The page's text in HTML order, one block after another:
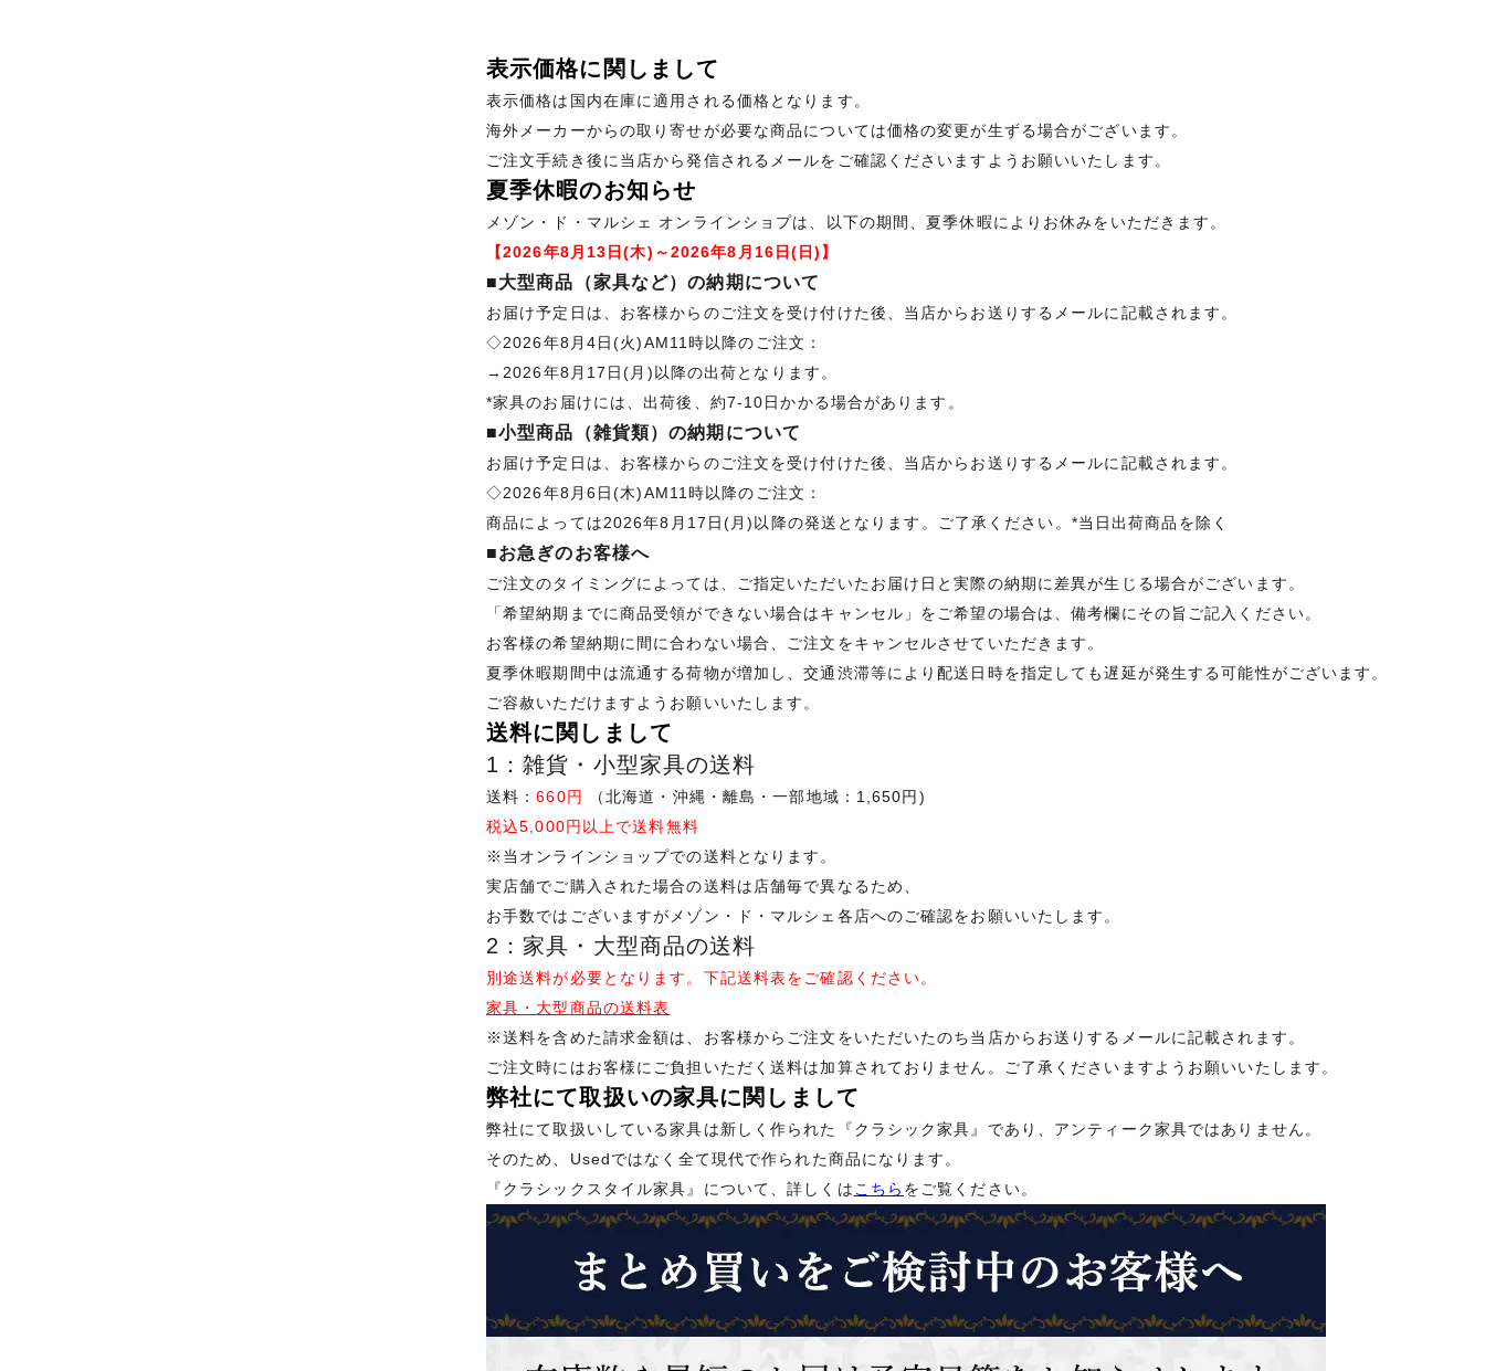
表示価格に関しまして
表示価格は国内在庫に適用される価格となります。
海外メーカーからの取り寄せが必要な商品については価格の変更が生ずる場合がございます。
ご注文手続き後に当店から発信されるメールをご確認くださいますようお願いいたします。
夏季休暇のお知らせ
メゾン・ド・マルシェ オンラインショプは、以下の期間、夏季休暇によりお休みをいただきます。
【2026年8月13日(木)～2026年8月16日(日)】
■大型商品（家具など）の納期について
お届け予定日は、お客様からのご注文を受け付けた後、当店からお送りするメールに記載されます。
◇2026年8月4日(火)AM11時以降のご注文：
→2026年8月17日(月)以降の出荷となります。
*家具のお届けには、出荷後、約7-10日かかる場合があります。
■小型商品（雑貨類）の納期について
お届け予定日は、お客様からのご注文を受け付けた後、当店からお送りするメールに記載されます。
◇2026年8月6日(木)AM11時以降のご注文：
商品によっては2026年8月17日(月)以降の発送となります。ご了承ください。*当日出荷商品を除く
■お急ぎのお客様へ
ご注文のタイミングによっては、ご指定いただいたお届け日と実際の納期に差異が生じる場合がございます。
「希望納期までに商品受領ができない場合はキャンセル」をご希望の場合は、備考欄にその旨ご記入ください。
お客様の希望納期に間に合わない場合、ご注文をキャンセルさせていただきます。
夏季休暇期間中は流通する荷物が増加し、交通渋滞等により配送日時を指定しても遅延が発生する可能性がございます。
ご容赦いただけますようお願いいたします。
送料に関しまして
1：雑貨・小型家具の送料
送料：660円
（北海道・沖縄・離島・一部地域：1,650円)
税込5,000円以上で送料無料
※当オンラインショップでの送料となります。
実店舗でご購入された場合の送料は店舗毎で異なるため、
お手数ではございますがメゾン・ド・マルシェ各店へのご確認をお願いいたします。
2：家具・大型商品の送料
別途送料が必要となります。下記送料表をご確認ください。
家具・大型商品の送料表
※送料を含めた請求金額は、お客様からご注文をいただいたのち当店からお送りするメールに記載されます。
ご注文時にはお客様にご負担いただく送料は加算されておりません。ご了承くださいますようお願いいたします。
弊社にて取扱いの家具に関しまして
弊社にて取扱いしている家具は新しく作られた『クラシック家具』であり、アンティーク家具ではありません。
そのため、Usedではなく全て現代で作られた商品になります。
『クラシックスタイル家具』について、詳しくは こちら をご覧ください。